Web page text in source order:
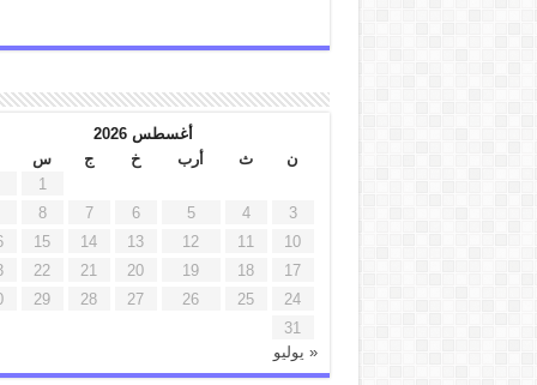
أغسطس 2026
ن
ث أرب خ ج س
1
3
4
5
6
7
8
10
11
12
13
14
15
17
18
19
20
21
22
24
25
26
27
28
29
31
« يوليو